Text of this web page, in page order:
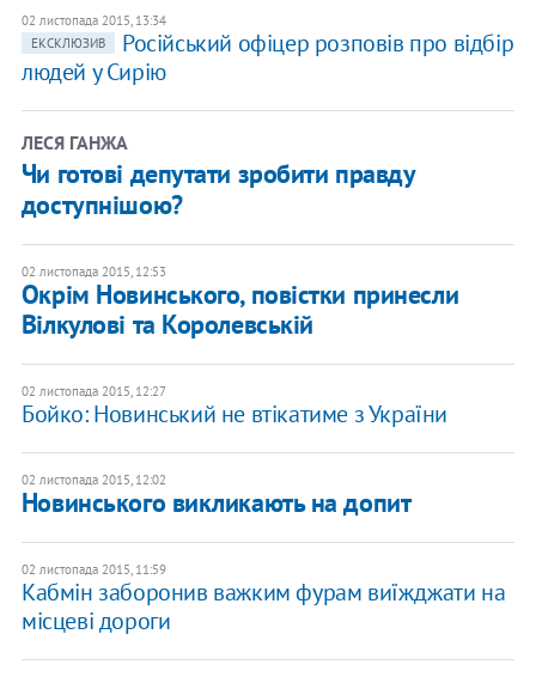
02 листопада 2015, 13:34
ЕКСКЛЮЗИВ
Російський офіцер розповів про відбір
людей у Сирію
ЛЕСЯ ГАНЖА
Чи готові депутати зробити правду
доступнішою?
02 листопада 2015, 12:53
Окрім Новинського, повістки принесли
Вілкулові та Королевській
02 листопада 2015, 12:27
Бойко: Новинський не втікатиме з України
02 листопада 2015, 12:02
Новинського викликають на допит
02 листопада 2015, 11:59
Кабмін заборонив важким фурам виїжджати на
місцеві дороги